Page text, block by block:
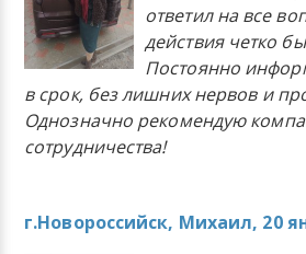
ответил на все
действия четко
Постоянно
в срок, без лишних нервов и
Однозначно рекомендую
сотрудничества!
г.Новороссийск, Михаил, 20